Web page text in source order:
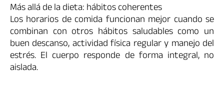
Más allá de la dieta: hábitos coherentes
Los horarios de comida funcionan mejor cuando se
combinan con otros hábitos saludables como un
buen descanso, actividad física regular y manejo del
estrés. El cuerpo responde de forma integral, no
aislada.